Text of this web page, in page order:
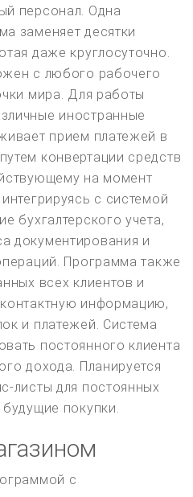
персонал. Одна
заменяет десятки
даже круглосуточно.
с любого рабочего
мира. Для работы
иностранные
прием платежей в
конвертации средств
на момент
с системой
бухгалтерского учета,
документирования и
Программа также
всех клиентов и
информацию,
и платежей. Система
постоянного клиента
дохода. Планируется
листы для постоянных
покупки.
с